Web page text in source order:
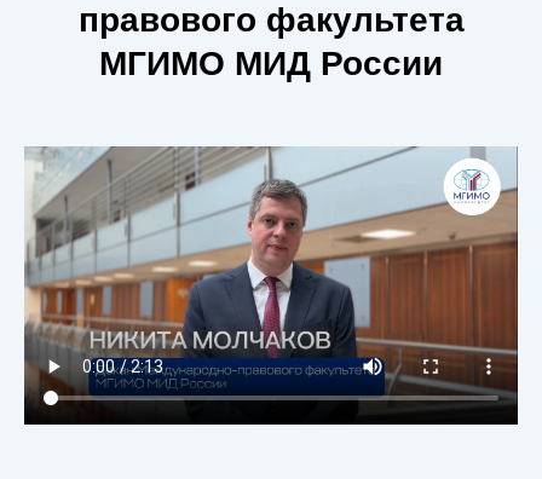
правового факультета
МГИМО МИД России